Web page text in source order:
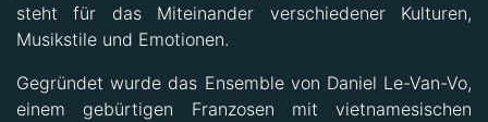
steht für das Miteinander verschiedener Kulturen,
Musikstile und Emotionen.
Gegründet wurde das Ensemble von Daniel Le-Van-Vo,
einem gebürtigen Franzosen mit vietnamesischen